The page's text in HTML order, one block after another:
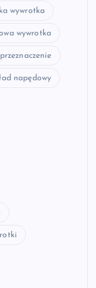
wywrotka
wywrotka
napędowy